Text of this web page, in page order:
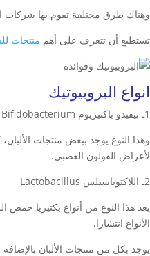
وهناك طرق مختلفة تقوم بها شركات
تستطيع أن تتعرف على أهم منتجات
انواع البروبيوتيك
1ـ بيفيدو باكتيريوم Bifidobacterium
وهذا النوع يوجد ببعض منتجات الألبان،
لأعراض القولون العصبي.
2ـ اللاكتوباسيلس Lactobacillus
الأنواع انتشارا.
يوجد بكل من منتجات الألبان